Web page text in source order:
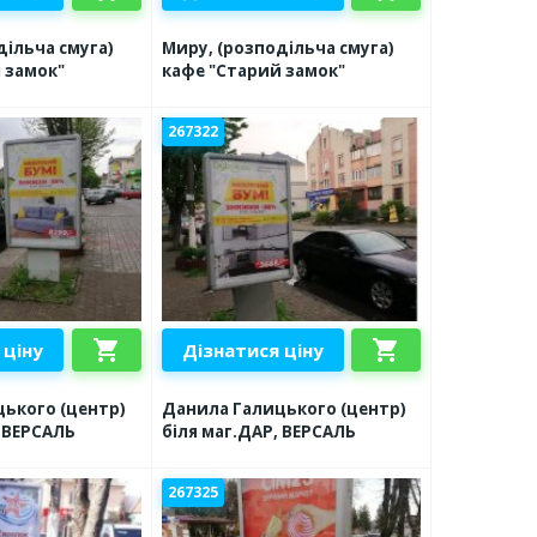
смуга)
замок"
Миру, (розподільча смуга)
кафе "Старий замок"
shopping_cart
(центр)
267322
Дізнатися ціну shopping_cart
Данила Галицького (центр)
біля маг.ДАР, ВЕРСАЛЬ
267325